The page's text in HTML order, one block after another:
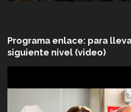
Programa enlace: para
siguiente nivel (video)